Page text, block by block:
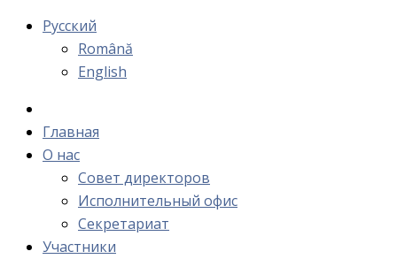
Русский
Română
English
Главная
О нас
Cовет директоров
Исполнительный офис
Cекретариат
Участники